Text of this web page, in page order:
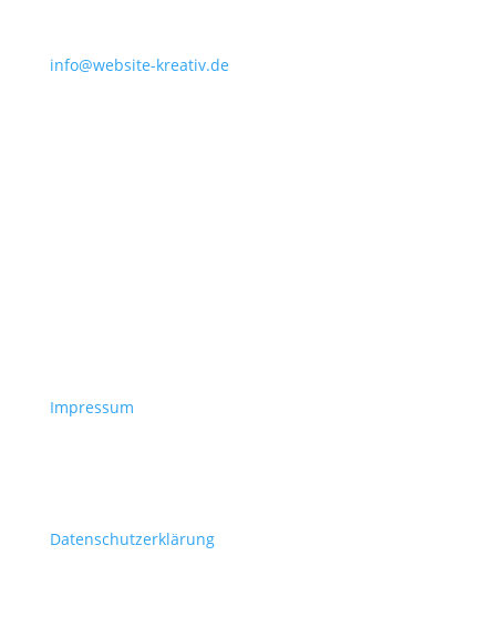
info@website-kreativ.de
Impressum
Datenschutzerklärung